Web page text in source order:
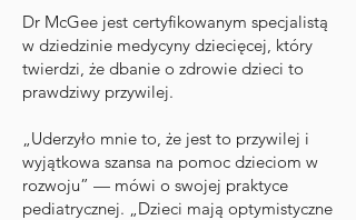
Dr McGee jest certyfikowanym specjalistą
w dziedzinie medycyny dziecięcej, który
twierdzi, że dbanie o zdrowie dzieci to
prawdziwy przywilej.
„Uderzyło mnie to, że jest to przywilej i
wyjątkowa szansa na pomoc dzieciom w
rozwoju” — mówi o swojej praktyce
pediatrycznej. „Dzieci mają optymistyczne